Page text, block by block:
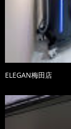
ELEGAN梅田店